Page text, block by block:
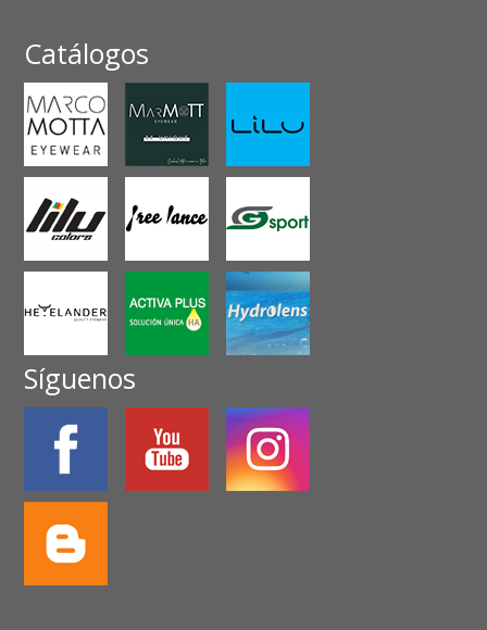
Catálogos
Síguenos